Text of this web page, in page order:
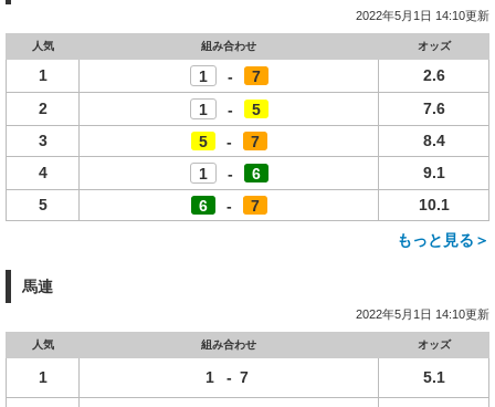
2022年5月1日 14:10更新
人気 組み合わせ オッズ
1 1 - 7
2.6
2
1 - 5
7.6
3
5 - 7
8.4
4
1 - 6
9.1
5
6 - 7
10.1
もっと見る＞
馬連
2022年5月1日 14:10更新
人気 組み合わせ オッズ
1 1 - 7 5.1